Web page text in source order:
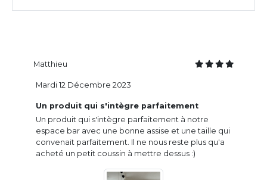
Matthieu
Un produit qui s'intègre parfaitement
Un produit qui s'intègre parfaitement à notre
espace bar avec une bonne assise et une taille qui
convenait parfaitement. Il ne nous reste plus qu'a
acheté un petit coussin à mettre dessus :)
Mardi 12 Décembre 2023